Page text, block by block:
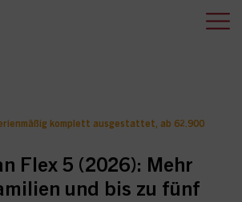
komplett ausgestattet, ab 62.900
Flex 5 (2026): Mehr
und bis zu fünf